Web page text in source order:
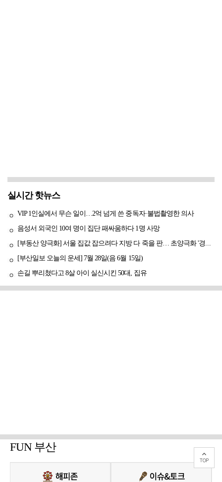
실시간 핫뉴스
VIP 1인실에서 무슨 일이…2억 넘게 쓴 중독자·불법촬영한 의사
음성서 외국인 10여 명이 집단 패싸움하다 1명 사망
[부동산 양극화] 서울 집값 잡으려다 지방 다 죽을 판… 초양극화 '경고등'
[부산일보 오늘의 운세] 7월 28일(음 6월 15일)
손길 뿌리쳤다고 8살 아이 실신시킨 50대, 집유
FUN 부산